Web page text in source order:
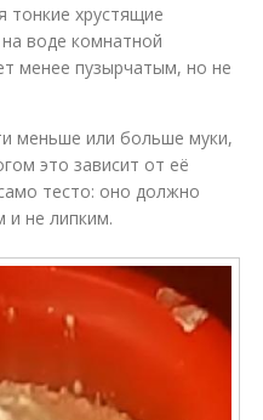
тонкие хрустящие
воде комнатной
менее пузырчатым, но не
меньше или больше муки,
это зависит от её
тесто: оно должно
и не липким.